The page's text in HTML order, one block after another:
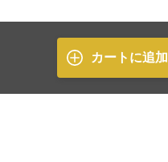
カートに追加